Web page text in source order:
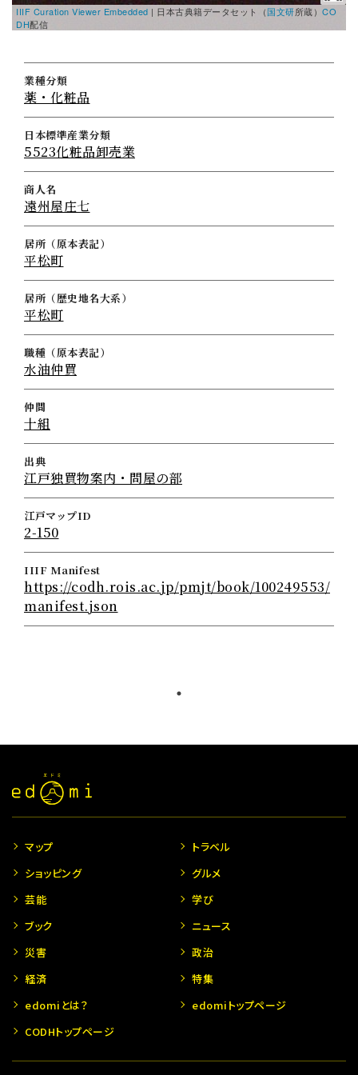
IIIF Curation Viewer Embedded | 日本古典籍データセット（国文研所蔵） CO
DH配信
業種分類
薬・化粧品
日本標準産業分類
5523化粧品卸売業
商人名
遠州屋庄七
居所（原本表記）
平松町
居所（歴史地名大系）
平松町
職種（原本表記）
水油仲買
仲間
十組
出典
江戸独買物案内・問屋の部
江戸マップID
2-150
IIIF Manifest
https://codh.rois.ac.jp/pmjt/book/100249553/
manifest.json
マップ
トラベル
ショッピング
グルメ
芸能
学び
ブック
ニュース
災害
政治
経済
特集
edomiとは？
edomiトップページ
CODHトップページ